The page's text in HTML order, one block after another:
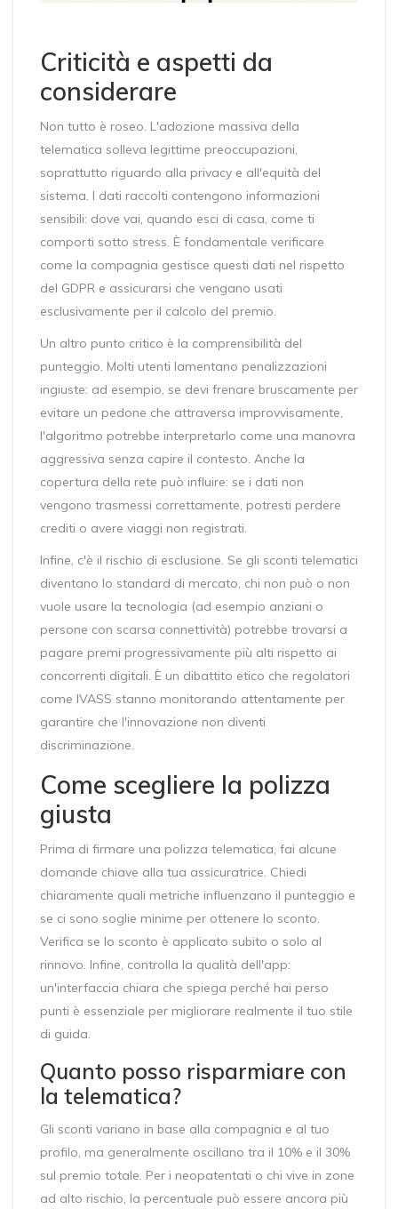
Criticità e aspetti da
considerare
Non tutto è roseo. L'adozione massiva della
telematica solleva legittime preoccupazioni,
soprattutto riguardo alla privacy e all'equità del
sistema. I dati raccolti contengono informazioni
sensibili: dove vai, quando esci di casa, come ti
comporti sotto stress. È fondamentale verificare
come la compagnia gestisce questi dati nel rispetto
del GDPR e assicurarsi che vengano usati
esclusivamente per il calcolo del premio.
Un altro punto critico è la comprensibilità del
punteggio. Molti utenti lamentano penalizzazioni
ingiuste: ad esempio, se devi frenare bruscamente per
evitare un pedone che attraversa improvvisamente,
l'algoritmo potrebbe interpretarlo come una manovra
aggressiva senza capire il contesto. Anche la
copertura della rete può influire: se i dati non
vengono trasmessi correttamente, potresti perdere
crediti o avere viaggi non registrati.
Infine, c'è il rischio di esclusione. Se gli sconti telematici
diventano lo standard di mercato, chi non può o non
vuole usare la tecnologia (ad esempio anziani o
persone con scarsa connettività) potrebbe trovarsi a
pagare premi progressivamente più alti rispetto ai
concorrenti digitali. È un dibattito etico che regolatori
come IVASS stanno monitorando attentamente per
garantire che l'innovazione non diventi
discriminazione.
Come scegliere la polizza
giusta
Prima di firmare una polizza telematica, fai alcune
domande chiave alla tua assicuratrice. Chiedi
chiaramente quali metriche influenzano il punteggio e
se ci sono soglie minime per ottenere lo sconto.
Verifica se lo sconto è applicato subito o solo al
rinnovo. Infine, controlla la qualità dell'app:
un'interfaccia chiara che spiega perché hai perso
punti è essenziale per migliorare realmente il tuo stile
di guida.
Quanto posso risparmiare con
la telematica?
Gli sconti variano in base alla compagnia e al tuo
profilo, ma generalmente oscillano tra il 10% e il 30%
sul premio totale. Per i neopatentati o chi vive in zone
ad alto rischio, la percentuale può essere ancora più